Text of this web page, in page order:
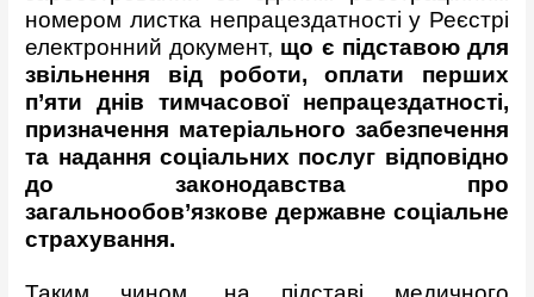
номером листка непрацездатності у Реєстрі
електронний документ, що є підставою для
звільнення від роботи, оплати перших
п’яти днів тимчасової непрацездатності,
призначення матеріального забезпечення
та надання соціальних послуг відповідно
до законодавства про
загальнообов’язкове державне соціальне
страхування.